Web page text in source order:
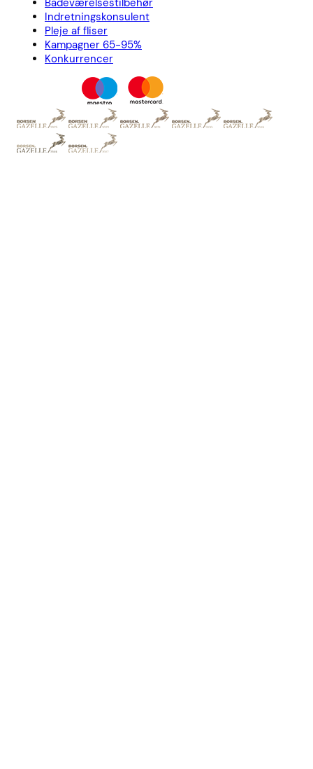
Badeværelsestilbehør
Indretningskonsulent
Pleje af fliser
Kampagner 65-95%
Konkurrencer